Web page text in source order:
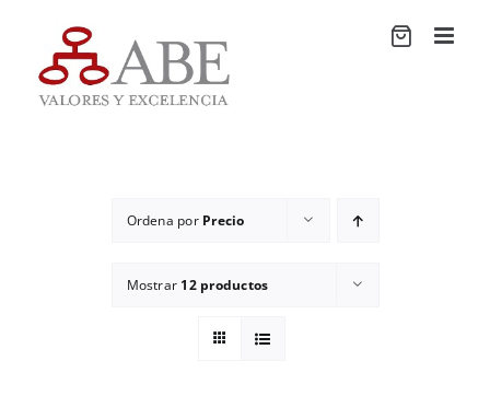
contenido
Ordena por Precio
Mostrar 12 productos